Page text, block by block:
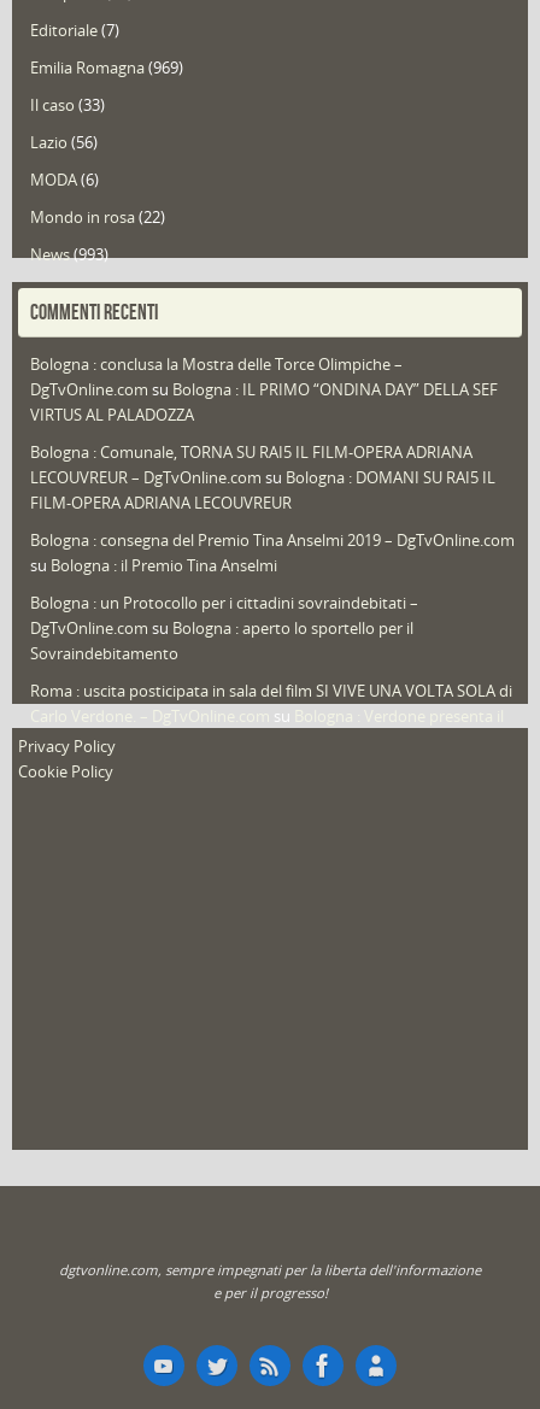
Editoriale(7)
Emilia Romagna(969)
Il caso (33)
Lazio (56)
MODA(6)
Mondo in rosa(22)
News(993)
Portfolio(1)
Redazioni(1.050)
Speciali (22)
Sport
That's Bologna Magazine(25)
Video (archivio) (263)
COMMENTI RECENTI
Bologna : conclusa la Mostra delle Torce Olimpiche –
DgTvOnline.com su Bologna : IL PRIMO “ONDINA DAY” DELLA SEF
VIRTUS AL PALADOZZA
Bologna : Comunale, TORNA SU RAI5 IL FILM-OPERA ADRIANA
LECOUVREUR – DgTvOnline.com su Bologna : DOMANI SU RAI5 IL
FILM-OPERA ADRIANA LECOUVREUR
Bologna : consegna del Premio Tina Anselmi 2019 – DgTvOnline.com
su Bologna : il Premio Tina Anselmi
Bologna : un Protocollo per i cittadini sovraindebitati –
DgTvOnline.com su Bologna : aperto lo sportello per il
Sovraindebitamento
Roma : uscita posticipata in sala del film SI VIVE UNA VOLTA SOLA di
su
nuovo film
Privacy Policy
Cookie Policy
dgtvonline.com, sempre impegnati per la liberta dell'informazione
e per il progresso!